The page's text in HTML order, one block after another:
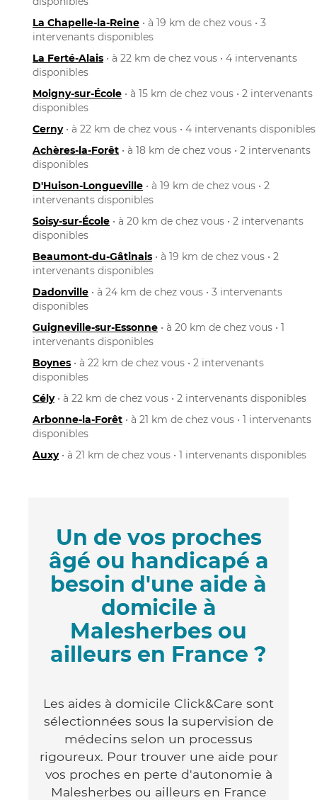
La Chapelle-la-Reine • à 19 km de chez vous • 3
intervenants disponibles
La Ferté-Alais • à 22 km de chez vous • 4 intervenants
disponibles
Moigny-sur-École • à 15 km de chez vous • 2 intervenants
disponibles
Cerny• à 22 km de chez vous • 4 intervenants disponibles
Achères-la-Forêt • à 18 km de chez vous • 2 intervenants
disponibles
D'Huison-Longueville • à 19 km de chez vous • 2
intervenants disponibles
Soisy-sur-École • à 20 km de chez vous • 2 intervenants
disponibles
Beaumont-du-Gâtinais • à 19 km de chez vous • 2
intervenants disponibles
Dadonville • à 24 km de chez vous • 3 intervenants
disponibles
Guigneville-sur-Essonne • à 20 km de chez vous • 1
intervenants disponibles
Boynes • à 22 km de chez vous • 2 intervenants
disponibles
Cély• à 22 km de chez vous • 2 intervenants disponibles
Arbonne-la-Forêt • à 21 km de chez vous • 1 intervenants
disponibles
Auxy• à 21 km de chez vous • 1 intervenants disponibles
Un de vos proches
âgé ou handicapé a
besoin d'une aide à
domicile à
Malesherbes ou
ailleurs en France ?
Les aides à domicile Click&Care sont
sélectionnées sous la supervision de
médecins selon un processus
rigoureux. Pour trouver une aide pour
vos proches en perte d'autonomie à
Malesherbes ou ailleurs en France